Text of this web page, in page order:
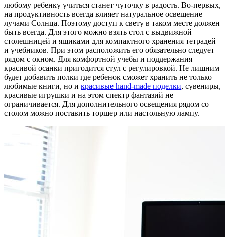
любому ребенку учиться станет чуточку в радость. Во-первых,
на продуктивность всегда влияет натуральное освещение
лучами Солнца. Поэтому доступ к свету в таком месте должен
быть всегда. Для этого можно взять стол с выдвижной
столешницей и ящиками для компактного хранения тетрадей
и учебников. При этом расположить его обязательно следует
рядом с окном. Для комфортной учебы и поддержания
красивой осанки пригодится стул с регулировкой. Не лишним
будет добавить полки где ребенок сможет хранить не только
любимые книги, но и красивые hand-made поделки, сувениры,
красивые игрушки и на этом спектр фантазий не
ограничивается. Для дополнительного освещения рядом со
столом можно поставить торшер или настольную лампу.